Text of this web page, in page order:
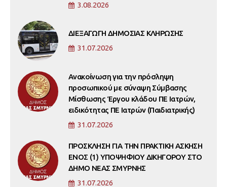
3.08.2026
ΔΙΕΞΑΓΩΓΗ ΔΗΜΟΣΙΑΣ ΚΛΗΡΩΣΗΣ
31.07.2026
Ανακοίνωση για την πρόσληψη
προσωπικού με σύναψη Σύμβασης
Μίσθωσης Έργου κλάδου ΠΕ Ιατρών,
ειδικότητας ΠΕ Ιατρών (Παιδιατρικής)
31.07.2026
ΠΡΟΣΚΛΗΣΗ ΓΙΑ ΤΗΝ ΠΡΑΚΤΙΚΗ ΑΣΚΗΣΗ
ΕΝΟΣ (1) ΥΠΟΨΗΦΙΟΥ ΔΙΚΗΓΟΡΟΥ ΣΤΟ
ΔΗΜΟ ΝΕΑΣ ΣΜΥΡΝΗΣ
31.07.2026